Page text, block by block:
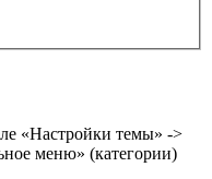
«Настройки темы» ->
меню» (категории)